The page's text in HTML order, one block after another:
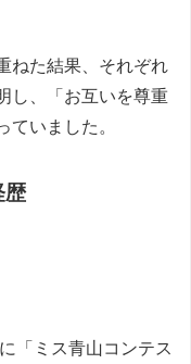
ねた結果、それぞれ
し、「お互いを尊重
ていました。
歴
「ミス青山コンテス